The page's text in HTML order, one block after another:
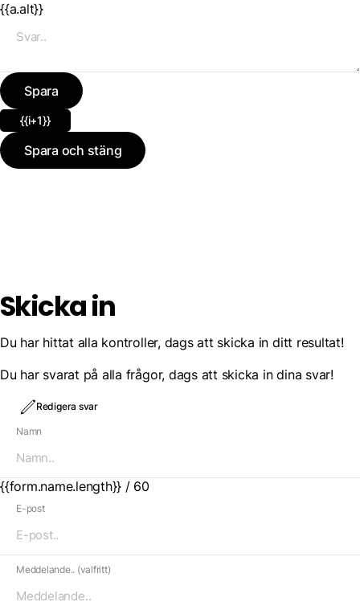
{{a.alt}}
Spara
{{i+1}}
Spara och stäng
Skicka in
Du har hittat alla kontroller, dags att skicka in ditt resultat!
Du har svarat på alla frågor, dags att skicka in dina svar!
Redigera svar
Namn
{{form.name.length}} / 60
E-post
Meddelande.. (valfritt)